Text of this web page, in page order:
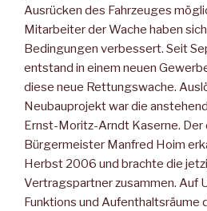
Ausrücken des Fahrzeuges
Mitarbeiter der Wache haben
Bedingungen verbessert. Seit
entstand in einem neuen
diese neue Rettungswache.
Neubauprojekt war die
Ernst-Moritz-Arndt Kaserne.
Bürgermeister Manfred Hoim
Herbst 2006 und brachte die
Vertragspartner zusammen. Auf
Funktions und Aufenthaltsräume